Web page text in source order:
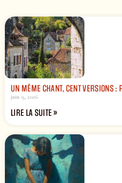
UN MÊME CHANT, CENT VERSIONS :
juin 9, 2026
LIRE LA SUITE »